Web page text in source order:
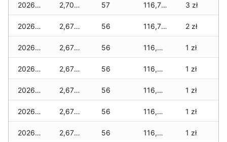
2026-05-27 2,700 zł 57 116,770 zł 3 zł
2026-05-26 2,670 zł 56 116,710 zł 2 zł
2026-05-25 2,670 zł 56 116,680 zł 1 zł
2026-05-24 2,670 zł 56 116,680 zł 1 zł
2026-05-23 2,670 zł 56 116,630 zł 1 zł
2026-05-22 2,670 zł 56 116,630 zł 1 zł
2026-05-21 2,670 zł 56 116,615 zł 1 zł